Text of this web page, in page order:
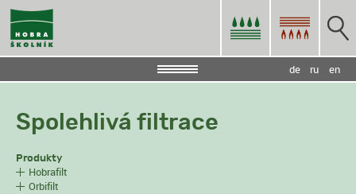
en
ru
de
Spolehlivá filtrace
Produkty
Hobrafilt
Orbifilt